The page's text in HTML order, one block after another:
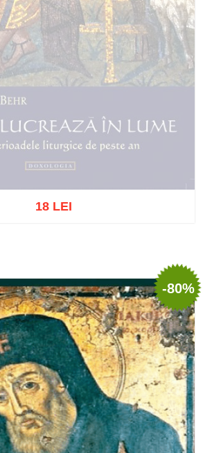
18 LEI
-80%